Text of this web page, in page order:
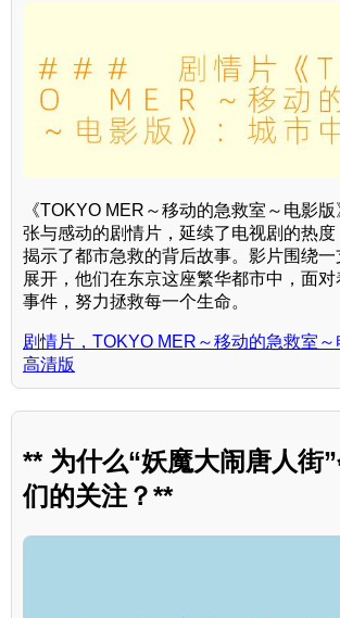
《TOKYO MER～移动的急救室～电影
张与感动的剧情片，延续了电视剧的热度
揭示了都市急救的背后故事。影片围绕一
展开，他们在东京这座繁华都市中，面
事件，努力拯救每一个生命。
剧情片，TOKYO MER～移动的急救室～
高清版
** 为什么“妖魔大闹唐人街
们的关注？**